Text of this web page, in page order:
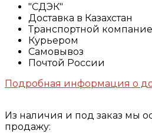
"СДЭК"
Доставка в Казахстан
Транспортной
Курьером
Самовывоз
Почтой России
Подробная информация о
Из наличия и под заказ мы
продажу: